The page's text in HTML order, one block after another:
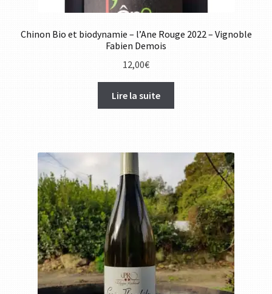
Chinon Bio et biodynamie – l’Ane Rouge 2022 – Vignoble
Fabien Demois
12,00€
Lire la suite